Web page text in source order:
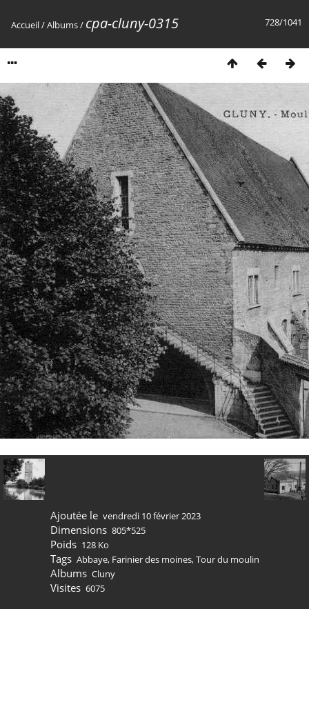
728/1041
Accueil/Albums/ cpa-cluny-0315
Ajoutée le vendredi 10 février 2023
Dimensions 805*525
Poids 128 Ko
Tags Abbaye, Farinier des moines,Tour du moulin
Albums Cluny
Visites 6075